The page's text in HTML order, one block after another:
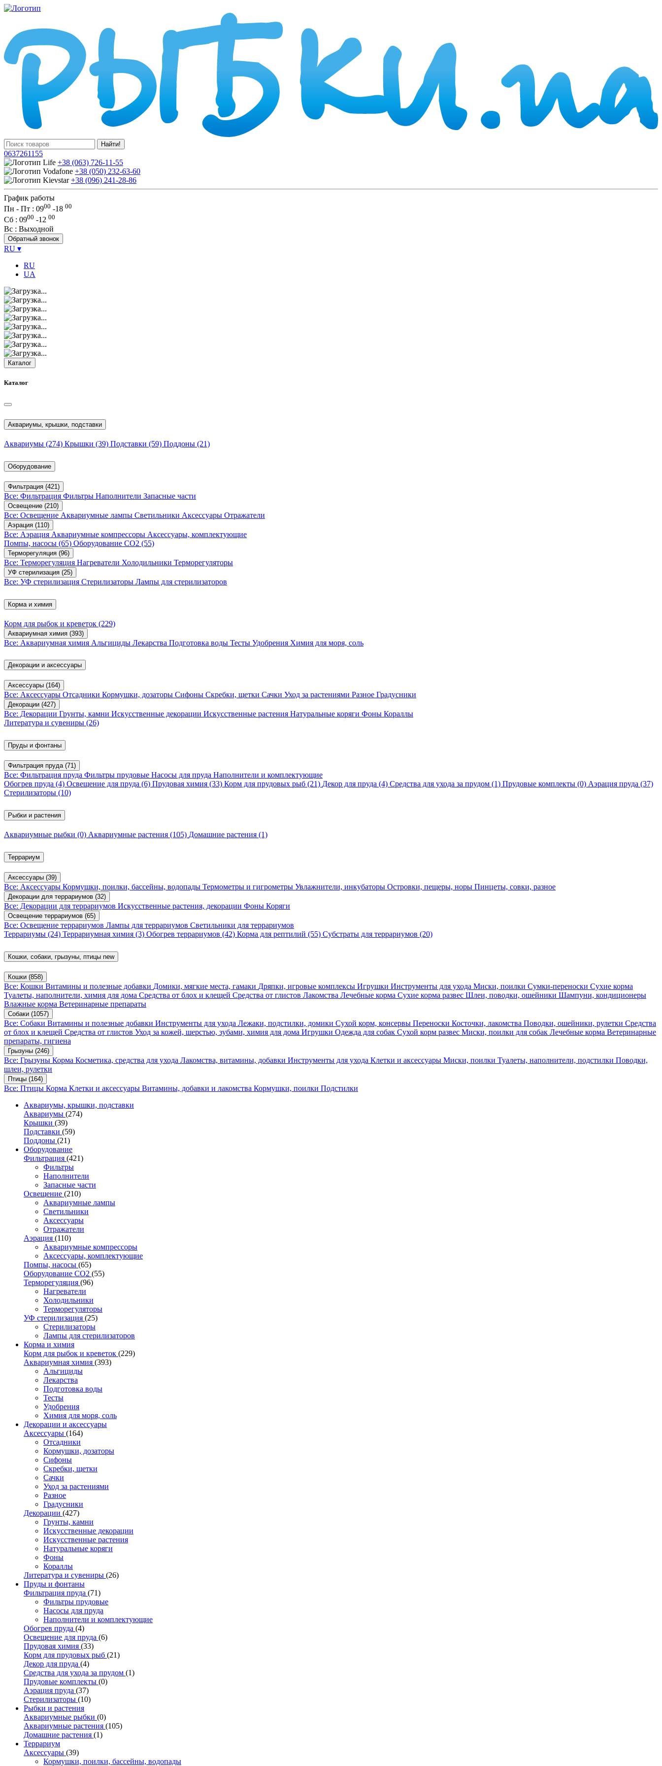
Найти!
0637261155
+38 (063) 726-11-55
+38 (050) 232-63-60
+38 (096) 241-28-86
График работы
Пн - Пт : 0900 -18 00
Сб : 0900 -12 00
Вс : Выходной
Обратный звонок
RU ▾
RU
UA
Каталог
Каталог
Аквариумы, крышки, подставки
Аквариумы (274) Крышки (39) Подставки (59) Поддоны (21)
Оборудование
Фильтрация (421)
Все: Фильтрация Фильтры Наполнители Запасные части
Освещение (210)
Все: Освещение Аквариумные лампы Светильники Аксессуары Отражатели
Аэрация (110)
Все: Аэрация Аквариумные компрессоры Аксессуары, комплектующие
Помпы, насосы (65) Оборудование CO2 (55)
Терморегуляция (96)
Все: Терморегуляция Нагреватели Холодильники Терморегуляторы
УФ стерилизация (25)
Все: УФ стерилизация Стерилизаторы Лампы для стерилизаторов
Корма и химия
Корм для рыбок и креветок (229)
Аквариумная химия (393)
Все: Аквариумная химия Альгициды Лекарства Подготовка воды Тесты Удобрения Химия для моря, соль
Декорации и аксессуары
Аксессуары (164)
Все: Аксессуары Отсадники Кормушки, дозаторы Сифоны Скребки, щетки Сачки Уход за растениями Разное Градусники
Декорации (427)
Все: Декорации Грунты, камни Искусственные декорации Искусственные растения Натуральные коряги Фоны Кораллы
Литература и сувениры (26)
Пруды и фонтаны
Фильтрация пруда (71)
Все: Фильтрация пруда Фильтры прудовые Насосы для пруда Наполнители и комплектующие
Обогрев пруда (4) Освещение для пруда (6) Прудовая химия (33) Корм для прудовых рыб (21) Декор для пруда (4) Средства для ухода за прудом (1) Прудовые комплекты (0) Аэрация пруда (37)
Стерилизаторы (10)
Рыбки и растения
Аквариумные рыбки (0) Аквариумные растения (105) Домашние растения (1)
Террариум
Аксессуары (39)
Все: Аксессуары Кормушки, поилки, бассейны, водопады Термометры и гигрометры Увлажнители, инкубаторы Островки, пещеры, норы Пинцеты, совки, разное
Декорации для террариумов (32)
Все: Декорации для террариумов Искусственные растения, декорации Фоны Коряги
Освещение террариумов (65)
Все: Освещение террариумов Лампы для террариумов Светильники для террариумов
Террариумы (24) Террариумная химия (3) Обогрев террариумов (42) Корма для рептилий (55) Субстраты для террариумов (20)
Кошки, собаки, грызуны, птицы new
Кошки (858)
Все: Кошки Витамины и полезные добавки Домики, мягкие места, гамаки Дряпки, игровые комплексы Игрушки Инструменты для ухода Миски, поилки Сумки-переноски Сухие корма
Туалеты, наполнители, химия для дома Средства от блох и клещей Средства от глистов Лакомства Лечебные корма Сухие корма развес Шлеи, поводки, ошейники Шампуни, кондиционеры
Влажные корма Ветеринарные препараты
Собаки (1057)
Все: Собаки Витамины и полезные добавки Инструменты для ухода Лежаки, подстилки, домики Сухой корм, консервы Переноски Косточки, лакомства Поводки, ошейники, рулетки Средства
от блох и клещей Средства от глистов Уход за кожей, шерстью, зубами, химия для дома Игрушки Одежда для собак Сухой корм развес Миски, поилки для собак Лечебные корма Ветеринарные
препараты, гигиена
Грызуны (246)
Все: Грызуны Корма Косметика, средства для ухода Лакомства, витамины, добавки Инструменты для ухода Клетки и аксессуары Миски, поилки Туалеты, наполнители, подстилки Поводки,
шлеи, рулетки
Птицы (164)
Все: Птицы Корма Клетки и аксессуары Витамины, добавки и лакомства Кормушки, поилки Подстилки
Аквариумы, крышки, подставки
Аквариумы (274)
Крышки (39)
Подставки (59)
Поддоны (21)
Оборудование
Фильтрация (421)
Фильтры
Наполнители
Запасные части
Освещение (210)
Аквариумные лампы
Светильники
Аксессуары
Отражатели
Аэрация (110)
Аквариумные компрессоры
Аксессуары, комплектующие
Помпы, насосы (65)
Оборудование CO2 (55)
Терморегуляция (96)
Нагреватели
Холодильники
Терморегуляторы
УФ стерилизация (25)
Стерилизаторы
Лампы для стерилизаторов
Корма и химия
Корм для рыбок и креветок (229)
Аквариумная химия (393)
Альгициды
Лекарства
Подготовка воды
Тесты
Удобрения
Химия для моря, соль
Декорации и аксессуары
Аксессуары (164)
Отсадники
Кормушки, дозаторы
Сифоны
Скребки, щетки
Сачки
Уход за растениями
Разное
Градусники
Декорации (427)
Грунты, камни
Искусственные декорации
Искусственные растения
Натуральные коряги
Фоны
Кораллы
Литература и сувениры (26)
Пруды и фонтаны
Фильтрация пруда (71)
Фильтры прудовые
Насосы для пруда
Наполнители и комплектующие
Обогрев пруда (4)
Освещение для пруда (6)
Прудовая химия (33)
Корм для прудовых рыб (21)
Декор для пруда (4)
Средства для ухода за прудом (1)
Прудовые комплекты (0)
Аэрация пруда (37)
Стерилизаторы (10)
Рыбки и растения
Аквариумные рыбки (0)
Аквариумные растения (105)
Домашние растения (1)
Террариум
Аксессуары (39)
Кормушки, поилки, бассейны, водопады